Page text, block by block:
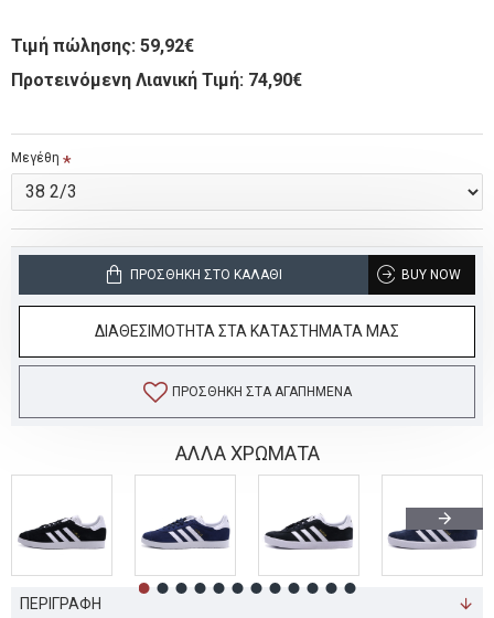
Τιμή πώλησης: 59,92€
Προτεινόμενη Λιανική Τιμή: 74,90€
Μεγέθη
ΠΡΟΣΘΉΚΗ ΣΤΟ ΚΑΛΆΘΙ BUY NOW
ΔΙΑΘΕΣΙΜΟΤΗΤΑ ΣΤΑ ΚΑΤΑΣΤΗΜΑΤΑ ΜΑΣ
ΠΡΟΣΘΉΚΗ ΣΤΑ ΑΓΑΠΗΜΈΝΑ
ΑΛΛΑ ΧΡΩΜΑΤΑ
ΠΕΡΙΓΡΑΦΗ